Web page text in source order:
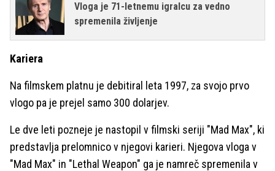
Vloga je 71-letnemu igralcu za vedno
spremenila življenje
Kariera
Na filmskem platnu je debitiral leta 1997, za svojo prvo
vlogo pa je prejel samo 300 dolarjev.
Le dve leti pozneje je nastopil v filmski seriji "Mad Max", ki
predstavlja prelomnico v njegovi karieri. Njegova vloga v
"Mad Max" in "Lethal Weapon" ga je namreč spremenila v